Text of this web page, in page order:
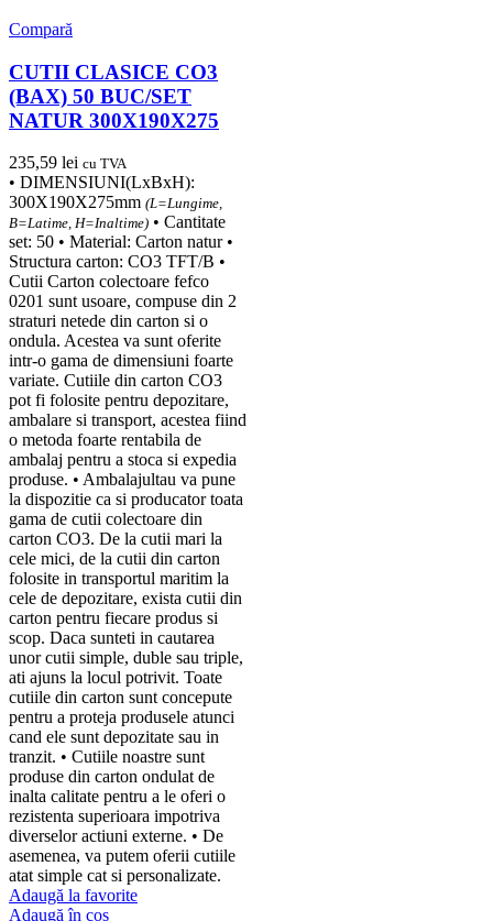
Compară
CUTII CLASICE CO3
(BAX) 50 BUC/SET
NATUR 300X190X275
235,59 lei cu TVA
• DIMENSIUNI(LxBxH):
300X190X275mm (L=Lungime,
B=Latime, H=Inaltime) • Cantitate
set: 50 • Material: Carton natur •
Structura carton: CO3 TFT/B •
Cutii Carton colectoare fefco
0201 sunt usoare, compuse din 2
straturi netede din carton si o
ondula. Acestea va sunt oferite
intr-o gama de dimensiuni foarte
variate. Cutiile din carton CO3
pot fi folosite pentru depozitare,
ambalare si transport, acestea fiind
o metoda foarte rentabila de
ambalaj pentru a stoca si expedia
produse. • Ambalajultau va pune
la dispozitie ca si producator toata
gama de cutii colectoare din
carton CO3. De la cutii mari la
cele mici, de la cutii din carton
folosite in transportul maritim la
cele de depozitare, exista cutii din
carton pentru fiecare produs si
scop. Daca sunteti in cautarea
unor cutii simple, duble sau triple,
ati ajuns la locul potrivit. Toate
cutiile din carton sunt concepute
pentru a proteja produsele atunci
cand ele sunt depozitate sau in
tranzit. • Cutiile noastre sunt
produse din carton ondulat de
inalta calitate pentru a le oferi o
rezistenta superioara impotriva
diverselor actiuni externe. • De
asemenea, va putem oferii cutiile
atat simple cat si personalizate.
Adaugă la favorite
Adaugă în coș